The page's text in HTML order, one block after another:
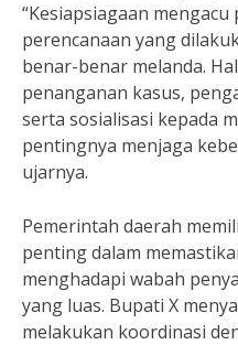
“Kesiapsiagaan
perencanaan yang
benar-benar melanda.
penanganan kasus,
serta sosialisasi kepada
pentingnya menjaga
ujarnya.
Pemerintah daerah
penting dalam
menghadapi wabah
yang luas. Bupati X
melakukan koordinasi